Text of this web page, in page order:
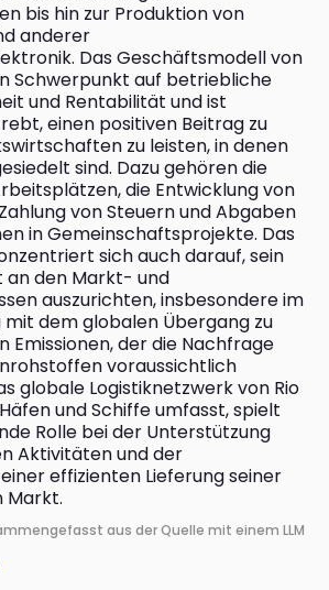
bis hin zur Produktion von
anderer
Das Geschäftsmodell von
Schwerpunkt auf betriebliche
und Rentabilität und ist
einen positiven Beitrag zu
zu leisten, in denen
sind. Dazu gehören die
die Entwicklung von
von Steuern und Abgaben
in Gemeinschaftsprojekte. Das
sich auch darauf, sein
an den Markt- und
auszurichten, insbesondere im
dem globalen Übergang zu
Emissionen, der die Nachfrage
voraussichtlich
globale Logistiknetzwerk von Rio
und Schiffe umfasst, spielt
Rolle bei der Unterstützung
Aktivitäten und der
effizienten Lieferung seiner
Markt.
aus der Quelle mit einem LLM